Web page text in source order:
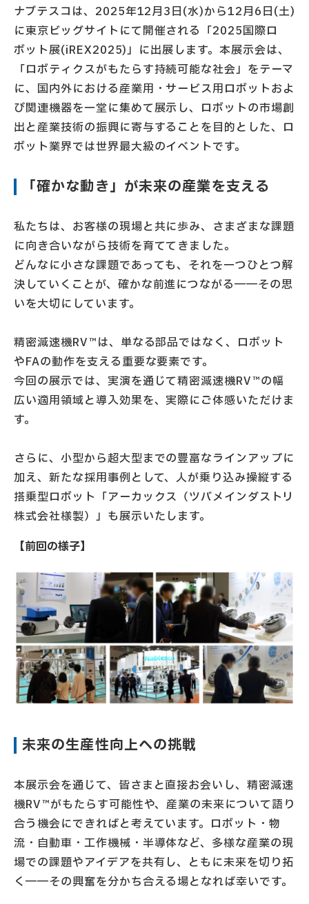
ナブテスコは、2025年12月3日(水)から12月6日(土)
に東京ビッグサイトにて開催される「2025国際ロ
ボット展(iREX2025)」に出展します。本展示会は、
「ロボティクスがもたらす持続可能な社会」をテーマ
に、国内外における産業用・サービス用ロボットおよ
び関連機器を一堂に集めて展示し、ロボットの市場創
出と産業技術の振興に寄与することを目的とした、ロ
ボット業界では世界最大級のイベントです。
「確かな動き」が未来の産業を支える
私たちは、お客様の現場と共に歩み、さまざまな課題
に向き合いながら技術を育ててきました。
どんなに小さな課題であっても、それを一つひとつ解
決していくことが、確かな前進につながる――その思
いを大切にしています。
精密減速機RV™は、単なる部品ではなく、ロボット
やFAの動作を支える重要な要素です。
今回の展示では、実演を通じて精密減速機RV™の幅
広い適用領域と導入効果を、実際にご体感いただけま
す。
さらに、小型から超大型までの豊富なラインアップに
加え、新たな採用事例として、人が乗り込み操縦する
搭乗型ロボット「アーカックス（ツバメインダストリ
株式会社様製）」も展示いたします。
【前回の様子】
未来の生産性向上への挑戦
本展示会を通じて、皆さまと直接お会いし、精密減速
機RV™がもたらす可能性や、産業の未来について語り
合う機会にできればと考えています。ロボット・物
流・自動車・工作機械・半導体など、多様な産業の現
場での課題やアイデアを共有し、ともに未来を切り拓
く――その興奮を分かち合える場となれば幸いです。